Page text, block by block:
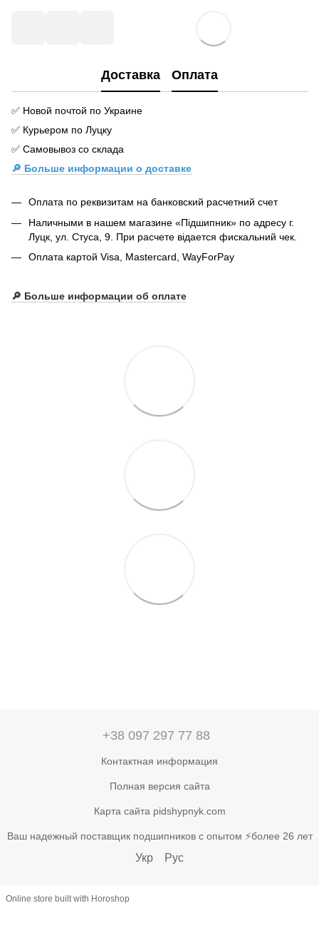
Доставка Оплата
✅ Новой почтой по Украине
✅ Курьером по Луцку
✅ Самовывоз со склада
🔎 Больше информации о доставке
Оплата по реквизитам на банковский расчетний счет
Наличными в нашем магазине «Підшипник» по адресу г.
Луцк, ул. Стуса, 9. При расчете відается фискальний чек.
Оплата картой Visa, Mastercard, WayForPay
🔎 Больше информации об оплате
+38 097 297 77 88
Контактная информация
Полная версия сайта
Карта сайта pidshypnyk.com
Ваш надежный поставщик подшипников с опытом ⚡более 26 лет
Укр Рус
Online store built with Horoshop